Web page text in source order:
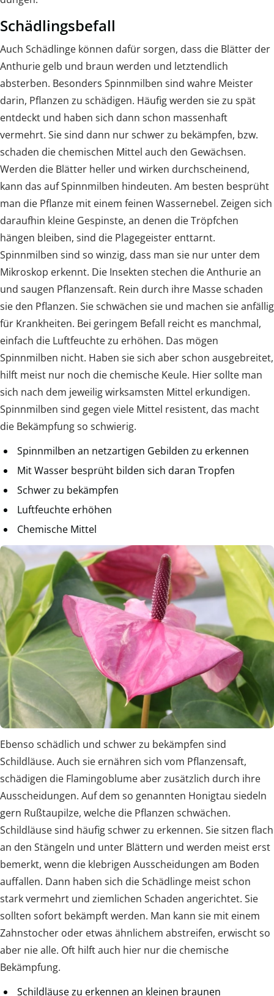
Schädlingsbefall
Auch Schädlinge können dafür sorgen, dass die Blätter der
Anthurie gelb und braun werden und letztendlich
absterben. Besonders Spinnmilben sind wahre Meister
darin, Pflanzen zu schädigen. Häufig werden sie zu spät
entdeckt und haben sich dann schon massenhaft
vermehrt. Sie sind dann nur schwer zu bekämpfen, bzw.
schaden die chemischen Mittel auch den Gewächsen.
Werden die Blätter heller und wirken durchscheinend,
kann das auf Spinnmilben hindeuten. Am besten besprüht
man die Pflanze mit einem feinen Wassernebel. Zeigen sich
daraufhin kleine Gespinste, an denen die Tröpfchen
hängen bleiben, sind die Plagegeister enttarnt.
Spinnmilben sind so winzig, dass man sie nur unter dem
Mikroskop erkennt. Die Insekten stechen die Anthurie an
und saugen Pflanzensaft. Rein durch ihre Masse schaden
sie den Pflanzen. Sie schwächen sie und machen sie anfällig
für Krankheiten. Bei geringem Befall reicht es manchmal,
einfach die Luftfeuchte zu erhöhen. Das mögen
Spinnmilben nicht. Haben sie sich aber schon ausgebreitet,
hilft meist nur noch die chemische Keule. Hier sollte man
sich nach dem jeweilig wirksamsten Mittel erkundigen.
Spinnmilben sind gegen viele Mittel resistent, das macht
die Bekämpfung so schwierig.
Spinnmilben an netzartigen Gebilden zu erkennen
Mit Wasser besprüht bilden sich daran Tropfen
Schwer zu bekämpfen
Luftfeuchte erhöhen
Chemische Mittel
Ebenso schädlich und schwer zu bekämpfen sind
Schildläuse. Auch sie ernähren sich vom Pflanzensaft,
schädigen die Flamingoblume aber zusätzlich durch ihre
Ausscheidungen. Auf dem so genannten Honigtau siedeln
gern Rußtaupilze, welche die Pflanzen schwächen.
Schildläuse sind häufig schwer zu erkennen. Sie sitzen flach
an den Stängeln und unter Blättern und werden meist erst
bemerkt, wenn die klebrigen Ausscheidungen am Boden
auffallen. Dann haben sich die Schädlinge meist schon
stark vermehrt und ziemlichen Schaden angerichtet. Sie
sollten sofort bekämpft werden. Man kann sie mit einem
Zahnstocher oder etwas ähnlichem abstreifen, erwischt so
aber nie alle. Oft hilft auch hier nur die chemische
Bekämpfung.
Schildläuse zu erkennen an kleinen braunen